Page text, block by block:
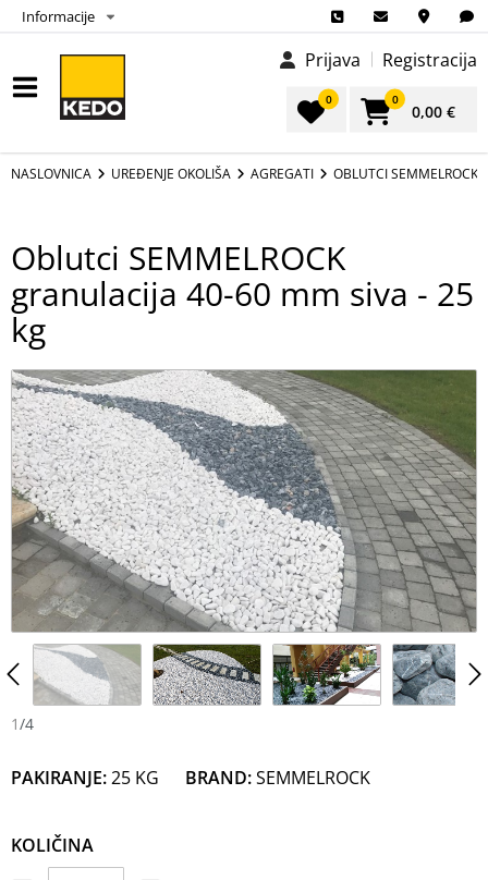
Informacije
Prijava Registracija
0 0
0,00 €
NASLOVNICA UREĐENJE OKOLIŠA AGREGATI OBLUTCI SEMMELROCK
Oblutci SEMMELROCK
granulacija 40-60 mm siva - 25
kg
N M
1/4
PAKIRANJE:25 KG BRAND:SEMMELROCK
KOLIČINA